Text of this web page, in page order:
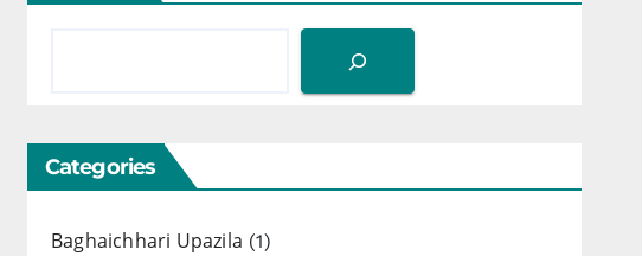
Categories
Baghaichhari Upazila (1)